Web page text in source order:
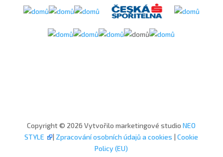
Copyright © 2026 Vytvořilo marketingové studioNEO
STYLE
| Zpracování osobních údajů a cookies |Cookie
Policy (EU)